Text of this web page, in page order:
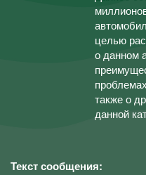
целью
о данном
также о
данной
Текст сообщения: